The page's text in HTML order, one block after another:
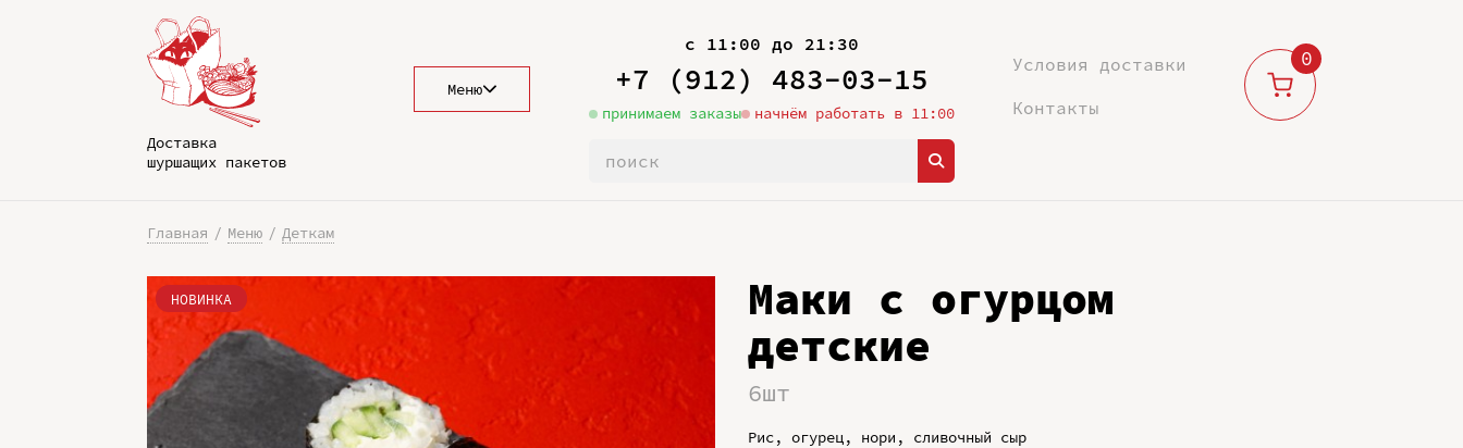
Доставка
шуршащих пакетов
Меню
с 11:00 до 21:30
+7 (912) 483-03-15
принимаем заказы начнём работать в 11:00
Условия доставки
Контакты
0
Главная Меню Деткам
НОВИНКА
Маки с огурцом
детские
6шт
Рис, огурец, нори, сливочный сыр